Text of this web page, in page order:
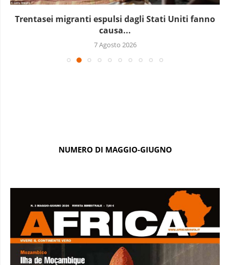
Trentasei migranti espulsi dagli Stati Uniti fanno
causa...
7 Agosto 2026
NUMERO DI MAGGIO-GIUGNO